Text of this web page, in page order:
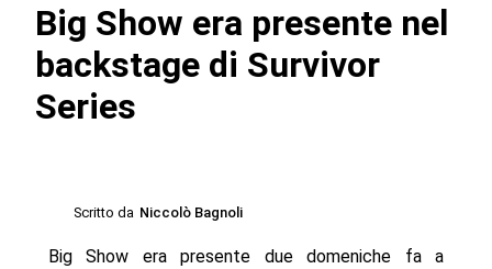
Big Show era presente nel
backstage di Survivor
Series
Scritto da Niccolò Bagnoli
Big Show era presente due domeniche fa a